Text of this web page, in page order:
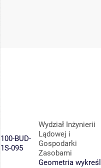
100-BUD-
1S-095
Wydział Inżynierii
Lądowej i
Gospodarki
Zasobami
Geometria